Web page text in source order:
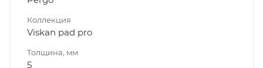
Коллекция
Viskan pad pro
Толщина, мм
5